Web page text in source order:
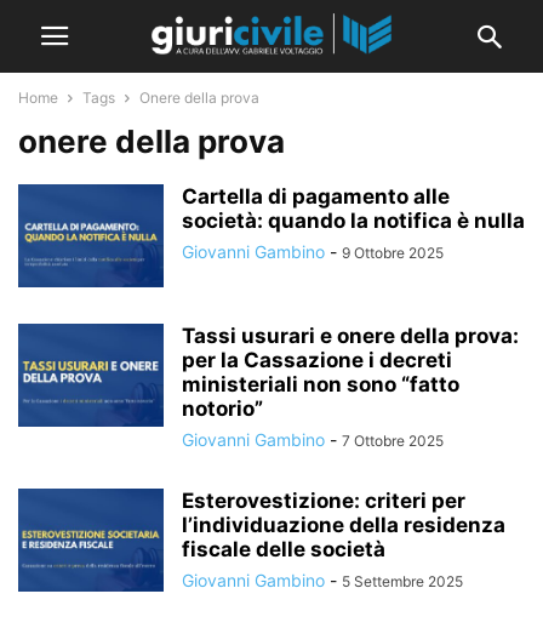
Home Tags Onere della prova
onere della prova
Cartella di pagamento alle
società: quando la notifica è nulla
Giovanni Gambino - 9 Ottobre 2025
Tassi usurari e onere della prova:
per la Cassazione i decreti
ministeriali non sono “fatto
notorio”
Giovanni Gambino - 7 Ottobre 2025
Esterovestizione: criteri per
l’individuazione della residenza
fiscale delle società
Giovanni Gambino - 5 Settembre 2025